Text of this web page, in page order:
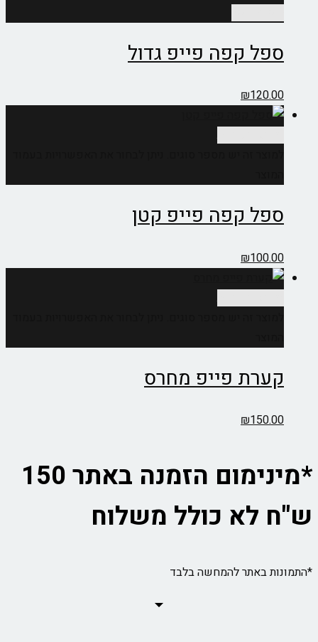
ספל קפה פייפ גדול
₪120.00
ספל קפה פייפ קטן
₪100.00
קערת פייפ מחרס
₪150.00
*מינימום הזמנה באתר 150
ש"ח לא כולל משלוח
*התמונות באתר להמחשה בלבד